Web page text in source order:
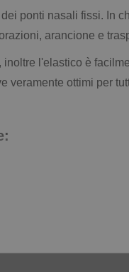
ponti nasali fissi. In
arancione e
l'elastico è
ottimi per